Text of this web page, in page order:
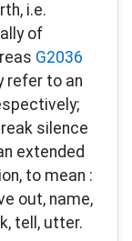
i.e.
of
G2036
refer to an
silence
extended
to mean :
out, name,
tell, utter.